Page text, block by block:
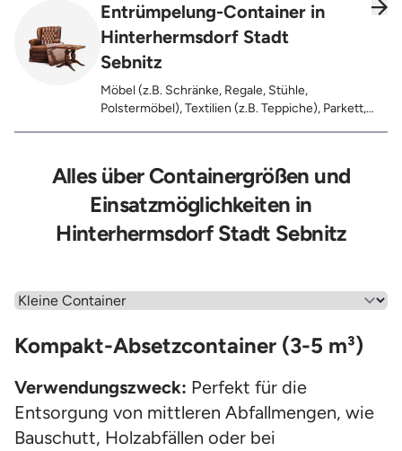
Entrümpelung-Container in
Hinterhermsdorf Stadt
Sebnitz
Möbel (z.B. Schränke, Regale, Stühle,
Polstermöbel), Textilien (z.B. Teppiche), Parkett,
Fässer, Eimer, Sonstiger Hausstand
Alles über Containergrößen und
Einsatzmöglichkeiten in
Hinterhermsdorf Stadt Sebnitz
Wähle einen Menüpunkt aus
Kompakt-Absetzcontainer (3-5 m³)
Verwendungszweck: Perfekt für die
Entsorgung von mittleren Abfallmengen, wie
Bauschutt, Holzabfällen oder bei